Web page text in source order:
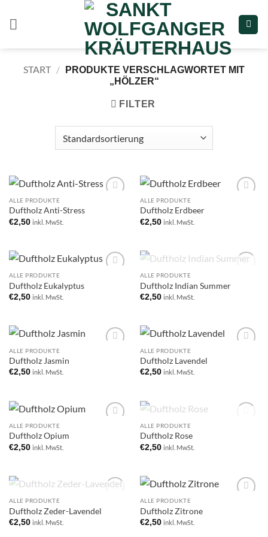
Inhalt
START /
PRODUKTE VERSCHLAGWORTET MIT
„HÖLZER“
FILTER
ALLE PRODUKTE
Duftholz Anti-Stress
€2,50 inkl. MwSt.
ALLE PRODUKTE
Duftholz Erdbeer
€2,50 inkl. MwSt.
ALLE PRODUKTE
Duftholz Eukalyptus
€2,50 inkl. MwSt.
wishlist
NICHT VORRÄTIG
ALLE PRODUKTE
Duftholz Indian Summer
€2,50 inkl. MwSt.
ALLE PRODUKTE
Duftholz Jasmin
€2,50 inkl. MwSt.
ALLE PRODUKTE
Duftholz Lavendel
€2,50 inkl. MwSt.
ALLE PRODUKTE
Duftholz Opium
€2,50 inkl. MwSt.
NICHT VORRÄTIG
ALLE PRODUKTE
Duftholz Rose
€2,50 inkl. MwSt.
wishlist
NICHT VORRÄTIG
ALLE PRODUKTE
Duftholz Zeder-Lavendel
€2,50 inkl. MwSt.
ALLE PRODUKTE
Duftholz Zitrone
€2,50 inkl. MwSt.